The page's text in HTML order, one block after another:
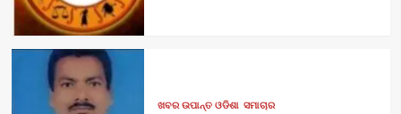
ଖବର ଉପାନ୍ତ ଓଡିଶା ସମାଚାର